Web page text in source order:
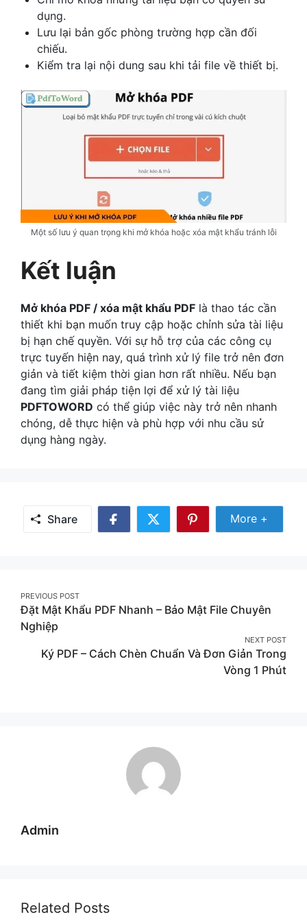
dụng.
Lưu lại bản gốc phòng trường hợp cần đối
chiếu.
Kiểm tra lại nội dung sau khi tải file về thiết bị.
Một số lưu ý quan trọng khi mở khóa hoặc xóa mật khẩu tránh lỗi
Kết luận
Mở khóa PDF / xóa mật khẩu PDF là thao tác cần
thiết khi bạn muốn truy cập hoặc chỉnh sửa tài liệu
bị hạn chế quyền. Với sự hỗ trợ của các công cụ
trực tuyến hiện nay, quá trình xử lý file trở nên đơn
giản và tiết kiệm thời gian hơn rất nhiều. Nếu bạn
đang tìm giải pháp tiện lợi để xử lý tài liệu
PDFTOWORD có thể giúp việc này trở nên nhanh
chóng, dễ thực hiện và phù hợp với nhu cầu sử
dụng hàng ngày.
Share
Share
Share
Share
More +
Post
navigation
PREVIOUS POST
Đặt Mật Khẩu PDF Nhanh – Bảo Mật File Chuyên
Nghiệp
NEXT POST
Ký PDF – Cách Chèn Chuẩn Và Đơn Giản Trong
Vòng 1 Phút
Admin
Related Posts